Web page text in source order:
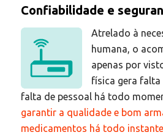
Confiabilidade e
Atrelado à
humana, o
apenas por
física gera falta
falta de pessoal há todo
garantir a qualidade e bom
medicamentos há todo instante